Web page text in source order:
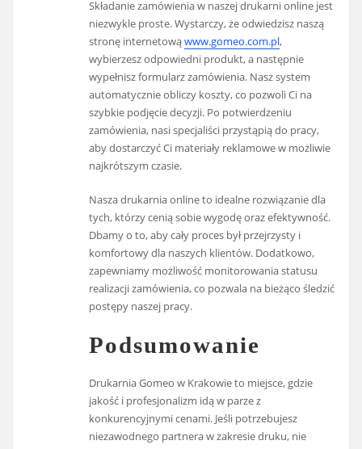
Składanie zamówienia w naszej drukarni online jest
niezwykle proste. Wystarczy, że odwiedzisz naszą
stronę internetowąwww.gomeo.com.pl,
wybierzesz odpowiedni produkt, a następnie
wypełnisz formularz zamówienia. Nasz system
automatycznie obliczy koszty, co pozwoli Ci na
szybkie podjęcie decyzji. Po potwierdzeniu
zamówienia, nasi specjaliści przystąpią do pracy,
aby dostarczyć Ci materiały reklamowe w możliwie
najkrótszym czasie.
Nasza drukarnia online to idealne rozwiązanie dla
tych, którzy cenią sobie wygodę oraz efektywność.
Dbamy o to, aby cały proces był przejrzysty i
komfortowy dla naszych klientów. Dodatkowo,
zapewniamy możliwość monitorowania statusu
realizacji zamówienia, co pozwala na bieżąco śledzić
postępy naszej pracy.
Podsumowanie
Drukarnia Gomeo w Krakowie to miejsce, gdzie
jakość i profesjonalizm idą w parze z
konkurencyjnymi cenami. Jeśli potrzebujesz
niezawodnego partnera w zakresie druku, nie